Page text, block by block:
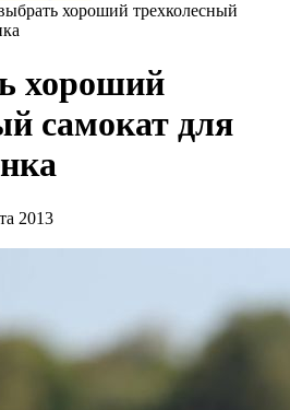
хороший трехколесный
хороший
самокат для
2013